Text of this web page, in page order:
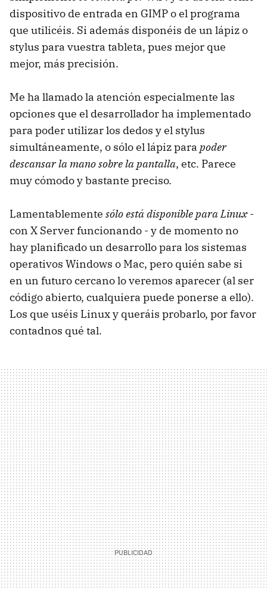
dispositivo de entrada en GIMP o el programa
que utilicéis. Si además disponéis de un lápiz o
stylus para vuestra tableta, pues mejor que
mejor, más precisión.
Me ha llamado la atención especialmente las
opciones que el desarrollador ha implementado
para poder utilizar los dedos y el stylus
simultáneamente, o sólo el lápiz para poder
descansar la mano sobre la pantalla, etc. Parece
muy cómodo y bastante preciso.
Lamentablemente sólo está disponible para Linux-
con X Server funcionando - y de momento no
hay planificado un desarrollo para los sistemas
operativos Windows o Mac, pero quién sabe si
en un futuro cercano lo veremos aparecer (al ser
código abierto, cualquiera puede ponerse a ello).
Los que uséis Linux y queráis probarlo, por favor
contadnos qué tal.